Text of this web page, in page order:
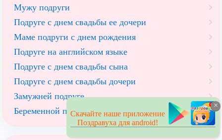
Мужу подруги
Подруге с днем свадьбы ее дочери
Маме подруги с днем рождения
Подруге на английском языке
Подруге с днем свадьбы сына
Подруге с днем свадьбы дочери
Замужней подруге
Беременной подруге
×
Скачайте наше приложение
Поздравуха для android!